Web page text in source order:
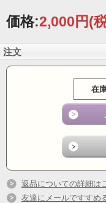
価格:2,000円(
注文
在
返品についての詳細は
友達にメールですすめ